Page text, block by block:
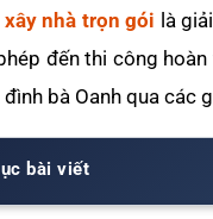
xây nhà trọn gói là
đến thi công
bà Oanh qua các
bài viết